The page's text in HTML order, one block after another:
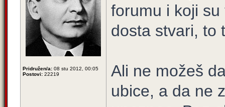
Pridružen/a: 08 stu 2012, 00:05
Postovi: 22219
forumu i koji
dosta stvari, to
Ali ne možeš
ubice, a da ne